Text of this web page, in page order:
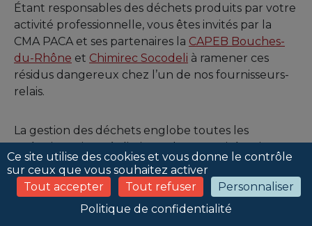
Étant responsables des déchets produits par votre
activité professionnelle, vous êtes invités par la
CMA PACA et ses partenaires la CAPEB Bouches-
du-Rhône et Chimirec Socodeli à ramener ces
résidus dangereux chez l’un de nos fournisseurs-
relais.
La gestion des déchets englobe toutes les
opérations visant à diminuer les quantités, trier,
collecter, valoriser et traiter les déchets dans des
conditions propres à éviter des pollutions.
En déposant vos déchets, vous obtiendrez un
Ce site utilise des cookies et vous donne le contrôle
sur ceux que vous souhaitez activer
Tout accepter
Tout refuser
Personnaliser
Politique de confidentialité